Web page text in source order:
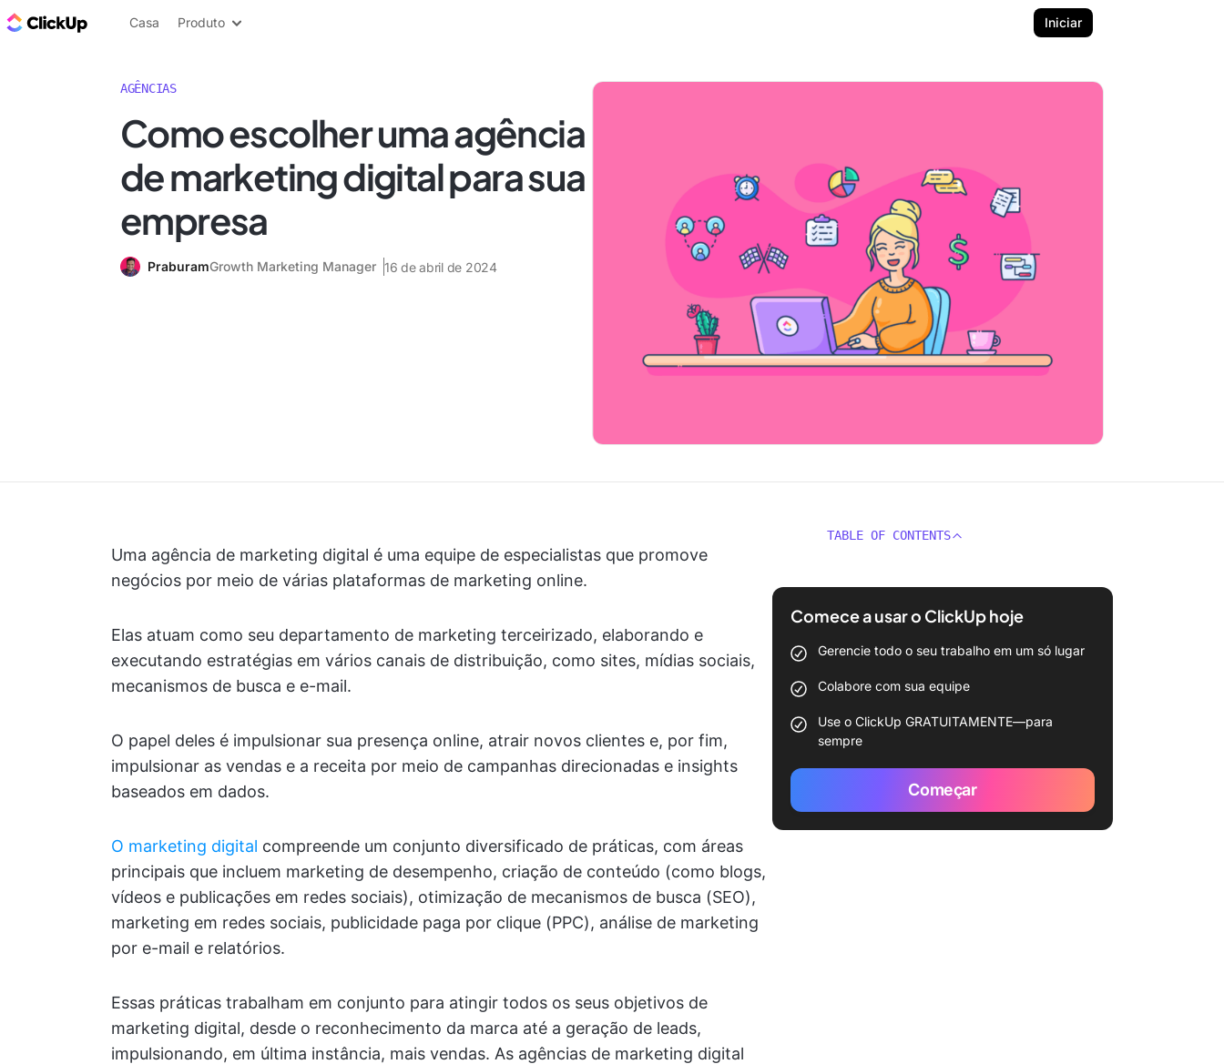
ClickUp Blogue
Casa Produto Iniciar
AGÊNCIAS
Como escolher uma agência
de marketing digital para sua
empresa
PraburamGrowth Marketing Manager 16 de abril de 2024
Uma agência de marketing digital é uma equipe de especialistas que promove
negócios por meio de várias plataformas de marketing online.
Elas atuam como seu departamento de marketing terceirizado, elaborando e
executando estratégias em vários canais de distribuição, como sites, mídias sociais,
mecanismos de busca e e-mail.
O papel deles é impulsionar sua presença online, atrair novos clientes e, por fim,
impulsionar as vendas e a receita por meio de campanhas direcionadas e insights
baseados em dados.
O marketing digital compreende um conjunto diversificado de práticas, com áreas
principais que incluem marketing de desempenho, criação de conteúdo (como blogs,
vídeos e publicações em redes sociais), otimização de mecanismos de busca (SEO),
marketing em redes sociais, publicidade paga por clique (PPC), análise de marketing
por e-mail e relatórios.
Essas práticas trabalham em conjunto para atingir todos os seus objetivos de
marketing digital, desde o reconhecimento da marca até a geração de leads,
impulsionando, em última instância, mais vendas. As agências de marketing digital
TABLE OF CONTENTS
Comece a usar o ClickUp hoje
Gerencie todo o seu trabalho em um só lugar
Colabore com sua equipe
Use o ClickUp GRATUITAMENTE—para
sempre
Começar